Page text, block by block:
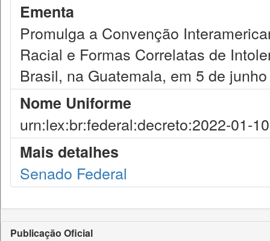
Ementa
Promulga a Convenção
Racial e Formas Correlatas de
Brasil, na Guatemala, em 5 de
Nome Uniforme
urn:lex:br:federal:decreto:2022-01-
Mais detalhes
Senado Federal
Publicação Oficial